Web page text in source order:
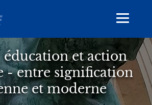
Toggle
éducation et action
- entre signification
et moderne